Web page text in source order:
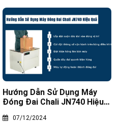
Hướng Dẫn Sử Dụng Máy
Đóng Đai Chali JN740 Hiệu
07/12/2024